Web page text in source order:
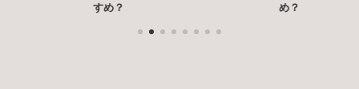
すめ？
め？